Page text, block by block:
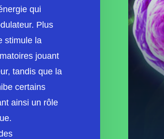
qui
Plus
stimule la
jouant
tandis que la
certains
ainsi un rôle